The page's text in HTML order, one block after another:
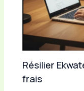
Résilier
frais